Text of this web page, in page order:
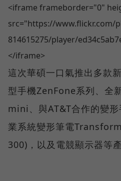
<iframe frameborder="0"
src="https://www.flickr.com/
814615275/player/
</iframe>
這次華碩一口氣推出多款
型手機ZenFone系列、全
mini、與AT&T合作的變
業系統變形筆電
300)，以及電競顯示器等產